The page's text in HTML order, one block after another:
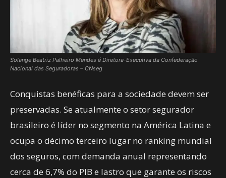
Solange Beatriz Palheiro Mendes é Diretora-Executiva da Confederação
Nacional das Seguradoras – CNseg
Conquistas benéficas para a sociedade devem ser
preservadas. Se atualmente o setor segurador
brasileiro é líder no segmento na América Latina e
ocupa o décimo terceiro lugar no ranking mundial
dos seguros, com demanda anual representando
cerca de 6,7% do PIB e lastro que garante os riscos